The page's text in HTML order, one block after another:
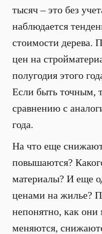
тысяч – это без
наблюдается
стоимости дерева.
цен на
полугодия этого
Если быть точным,
сравнению с
года.
На что еще
повышаются?
материалы? И еще
ценами на жилье?
непонятно, как
меняются,